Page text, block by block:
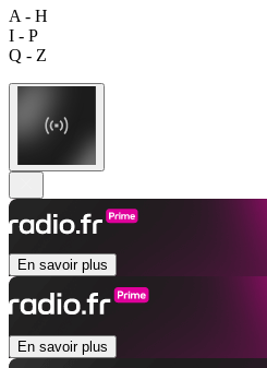
A - H
I - P
Q - Z
En savoir plus
En savoir plus